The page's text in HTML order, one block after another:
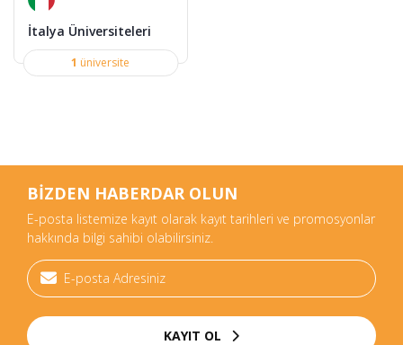
İtalya Üniversiteleri
1 üniversite
BİZDEN HABERDAR OLUN
E-posta listemize kayıt olarak kayıt tarihleri ve promosyonlar
hakkında bilgi sahibi olabilirsiniz.
KAYIT OL